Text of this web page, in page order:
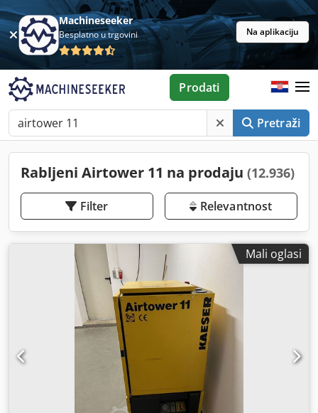
Machineseeker
Besplatno u trgovini Na aplikaciju
Pretraži
Prodati
Rabljeni Airtower 11 na prodaju (12.936)
Filter Relevantnost
Mali oglasi